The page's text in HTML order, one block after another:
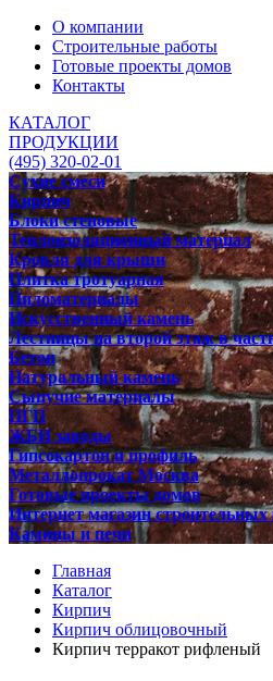
О компании
Строительные работы
Готовые проекты домов
Контакты
КАТАЛОГ
ПРОДУКЦИИ
(495) 320-02-01
Сухие смеси
Кирпич
Блоки стеновые
Теплоизоляционный материал
Кровля для крыши
Плитка тротуарная
Пиломатериалы
Искусственный камень
Лестницы на второй этаж в
Бетон
Натуральный камень
Сыпучие материалы
ПГП
ЖБИ заводы
Гипсокартон и профиль
Металлопрокат Москва
Готовые проекты домов
Интернет магазин
Камины и печи
Главная
Каталог
Кирпич
Кирпич облицовочный
Кирпич терракот рифленый